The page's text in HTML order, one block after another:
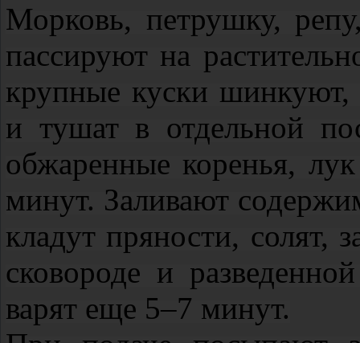
Морковь, петрушку,
пассируют на
крупные куски шинкуют,
и тушат в отдельной
обжаренные коренья,
минут. Заливают
кладут пряности, солят,
сковороде и
варят еще 5–7 минут.